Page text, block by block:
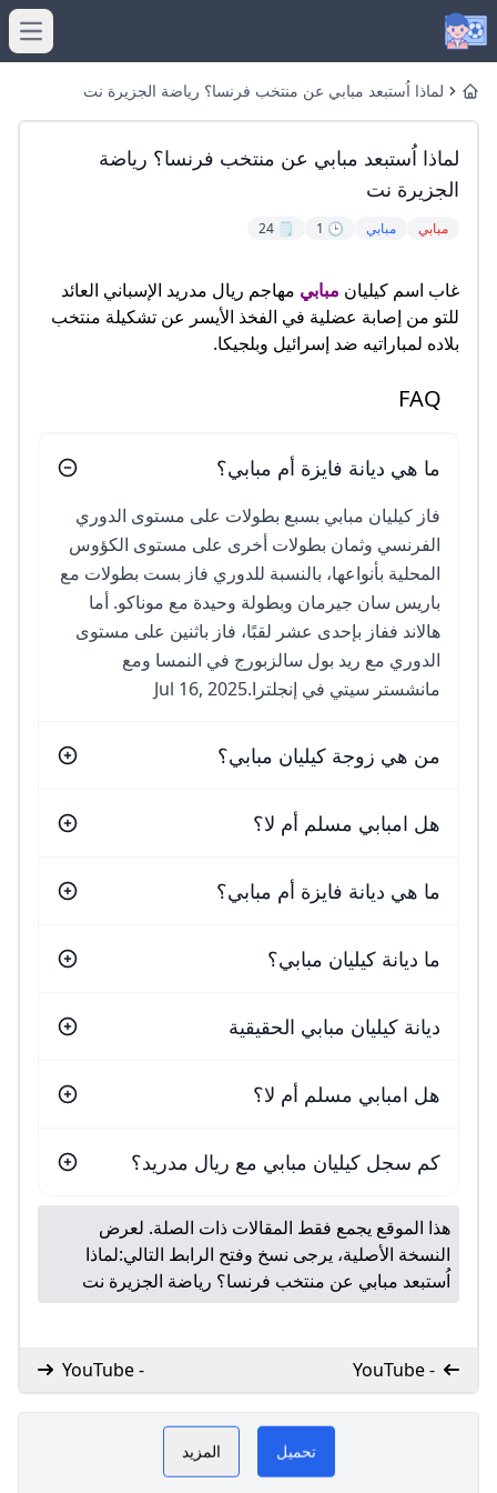
Homeلماذا اُستبعد مبابي عن منتخب فرنسا؟ رياضة الجزيرة نت
لماذا اُستبعد مبابي عن منتخب فرنسا؟ رياضة
الجزيرة نت
مبابي مبابي 🕒 1
🗒️ 24
غاب اسم كيليان مبابي مهاجم ريال مدريد الإسباني العائد
للتو من إصابة عضلية في الفخذ الأيسر عن تشكيلة منتخب
بلاده لمباراتيه ضد إسرائيل وبلجيكا.
FAQ
ما هي ديانة فايزة أم مبابي؟
فاز كيليان مبابي بسبع بطولات على مستوى الدوري
الفرنسي وثمان بطولات أخرى على مستوى الكؤوس
المحلية بأنواعها، بالنسبة للدوري فاز بست بطولات مع
باريس سان جيرمان وبطولة وحيدة مع موناكو. أما
هالاند ففاز بإحدى عشر لقبًا، فاز باثنين على مستوى
الدوري مع ريد بول سالزبورج في النمسا ومع
مانشستر سيتي في إنجلترا.Jul 16, 2025
من هي زوجة كيليان مبابي؟
هل امبابي مسلم أم لا؟
ما هي ديانة فايزة أم مبابي؟
ما ديانة كيليان مبابي؟
ديانة كيليان مبابي الحقيقية
هل امبابي مسلم أم لا؟
كم سجل كيليان مبابي مع ريال مدريد؟
هذا الموقع يجمع فقط المقالات ذات الصلة. لعرض
النسخة الأصلية، يرجى نسخ وفتح الرابط التالي:لماذا
اُستبعد مبابي عن منتخب فرنسا؟ رياضة الجزيرة نت
- YouTube
- YouTube
موقع مبابي العربىPLAY NOW
مبابي
تحميل المزيد